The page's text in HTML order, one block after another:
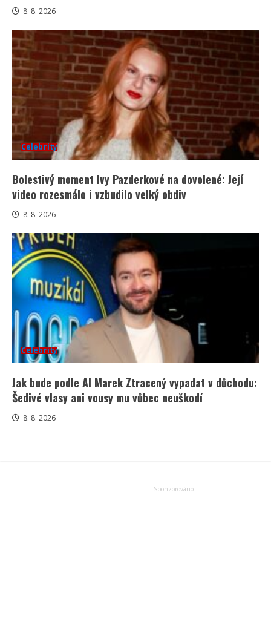
8. 8. 2026
Celebrity
Bolestivý moment Ivy Pazderkové na dovolené: Její
video rozesmálo i vzbudilo velký obdiv
8. 8. 2026
Celebrity
Jak bude podle AI Marek Ztracený vypadat v důchodu:
Šedivé vlasy ani vousy mu vůbec neuškodí
8. 8. 2026